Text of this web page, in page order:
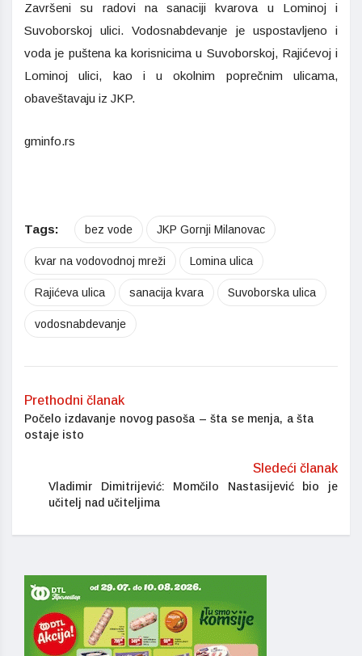
Završeni su radovi na sanaciji kvarova u Lominoj i
Suvoborskoj ulici. Vodosnabdevanje je uspostavljeno i
voda je puštena ka korisnicima u Suvoborskoj, Rajićevoj i
Lominoj ulici, kao i u okolnim poprečnim ulicama,
obaveštavaju iz JKP.
gminfo.rs
Tags: bez vode JKP Gornji Milanovac
kvar na vodovodnoj mreži Lomina ulica
Rajićeva ulica sanacija kvara Suvoborska ulica
vodosnabdevanje
Prethodni članak
Počelo izdavanje novog pasoša – šta se menja, a šta
ostaje isto
Sledeći članak
Vladimir Dimitrijević: Momčilo Nastasijević bio je
učitelj nad učiteljima